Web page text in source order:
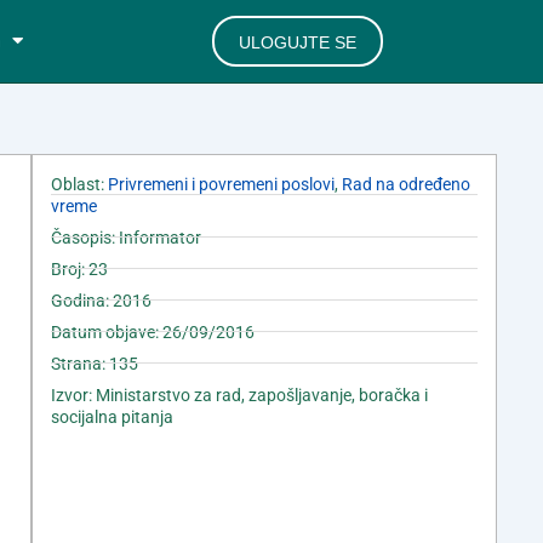
ULOGUJTE SE
Oblast: Privremeni i povremeni poslovi, Rad na određeno
vreme
Časopis: Informator
Broj: 23
Godina: 2016
Datum objave: 26/09/2016
Strana: 135
Izvor: Ministarstvo za rad, zapošljavanje, boračka i
socijalna pitanja